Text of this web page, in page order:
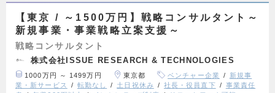
【東京 / ～1500万円】戦略コンサルタント～
新規事業・事業戦略立案支援～
戦略コンサルタント
株式会社ISSUE RESEARCH & TECHNOLOGIES
1000万円 ～ 1499万円 東京都 ベンチャー企業
新規事
業・新サービス
転勤なし 土日祝休み 社長・役員直下
事業責任